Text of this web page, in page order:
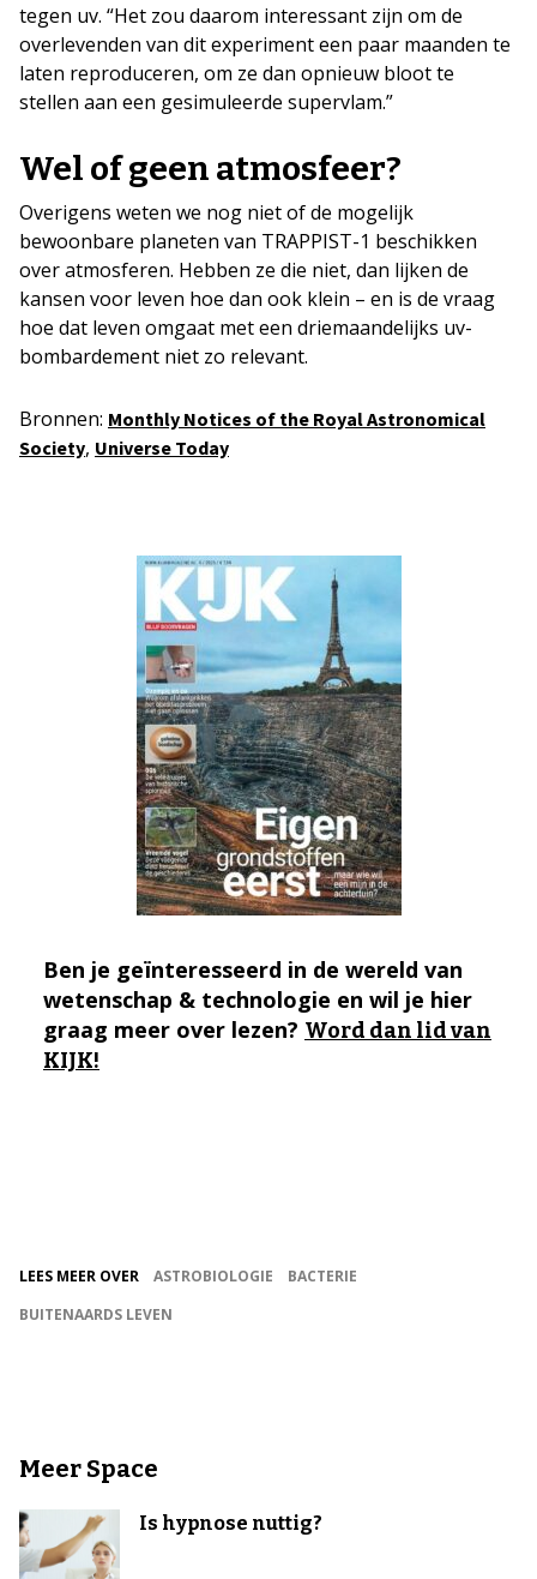
tegen uv. “Het zou daarom interessant zijn om de
overlevenden van dit experiment een paar maanden te
laten reproduceren, om ze dan opnieuw bloot te
stellen aan een gesimuleerde supervlam.”
Wel of geen atmosfeer?
Overigens weten we nog niet of de mogelijk
bewoonbare planeten van TRAPPIST-1 beschikken
over atmosferen. Hebben ze die niet, dan lijken de
kansen voor leven hoe dan ook klein – en is de vraag
hoe dat leven omgaat met een driemaandelijks uv-
bombardement niet zo relevant.
Bronnen: Monthly Notices of the Royal Astronomical
Society, Universe Today
Ben je geïnteresseerd in de wereld van
wetenschap & technologie en wil je hier
graag meer over lezen? Word dan lid van
KIJK!
LEES MEER OVER ASTROBIOLOGIE
BACTERIE
BUITENAARDS LEVEN
Meer Space
Is hypnose nuttig?